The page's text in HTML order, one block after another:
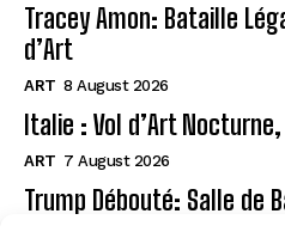
Tracey Amon: Bataille
d’Art
ART 8 August 2026
Italie : Vol d’Art
ART 7 August 2026
Trump Débouté: Salle de